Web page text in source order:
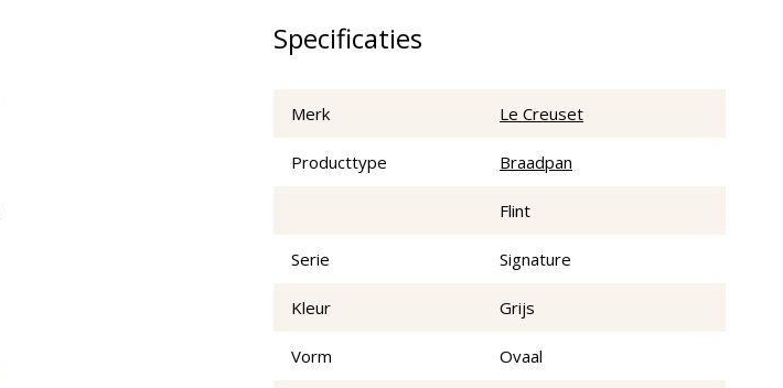
Specificaties
Merk Le Creuset
Producttype Braadpan
Flint
Serie Signature
Kleur Grijs
Vorm Ovaal